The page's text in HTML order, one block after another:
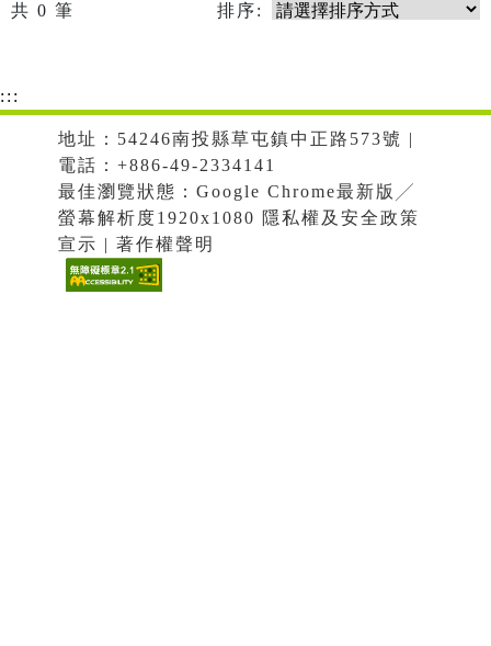
共 0 筆 排序:
:::
地址：54246南投縣草屯鎮中正路573號 |
電話：+886-49-2334141
最佳瀏覽狀態：Google Chrome最新版╱
螢幕解析度1920x1080 隱私權及安全政策
宣示 | 著作權聲明